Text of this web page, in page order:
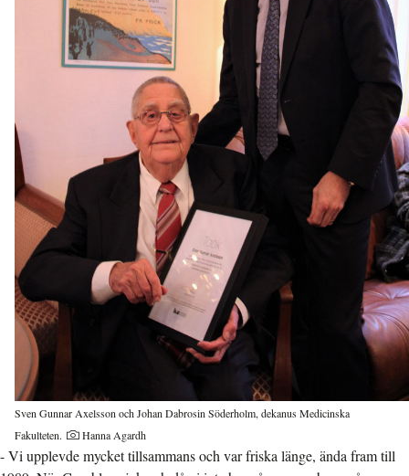
Sven Gunnar Axelsson och Johan Dabrosin Söderholm, dekanus Medicinska
Fakulteten.
Hanna Agardh
- Vi upplevde mycket tillsammans och var friska länge, ända fram till